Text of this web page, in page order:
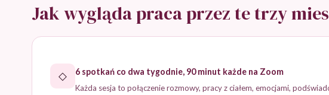
Jak wygląda praca przez te trzy
◇ 6 spotkań co dwa tygodnie, 90 minut każde na Zoom
Każda sesja to połączenie rozmowy, pracy z ciałem, emocjami,